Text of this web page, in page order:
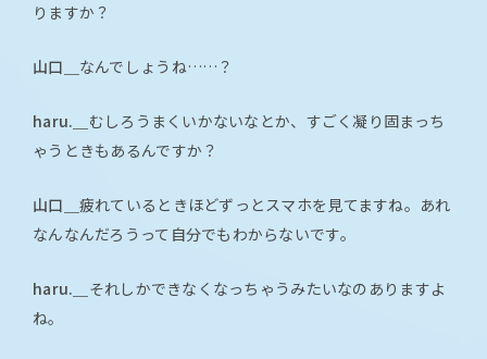
りますか？
山口＿ なんでしょうね……？
haru.＿ むしろうまくいかないなとか、すごく凝り固まっち
ゃうときもあるんですか？
山口＿ 疲れているときほどずっとスマホを見てますね。あれ
なんなんだろうって自分でもわからないです。
haru.＿ それしかできなくなっちゃうみたいなのありますよ
ね。